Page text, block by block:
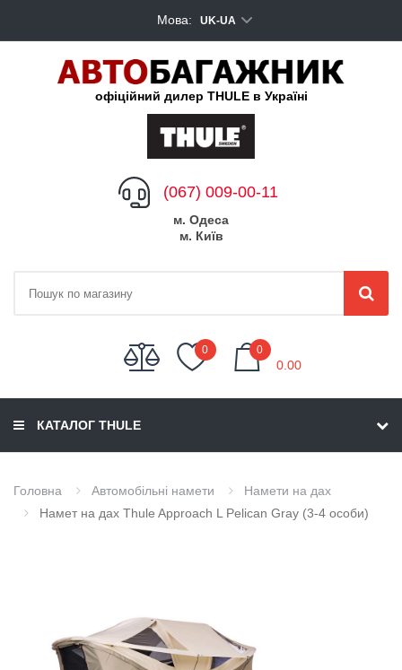
Мова: UK-UA
офіційний дилер THULE в Україні
(067) 009-00-11
м. Одеса
м. Київ
0 0
0.00
КАТАЛОГ THULE
Головна Автомобільні намети
Намети на дах
Намет на дах Thule Approach L Pelican Gray (3-4 особи)